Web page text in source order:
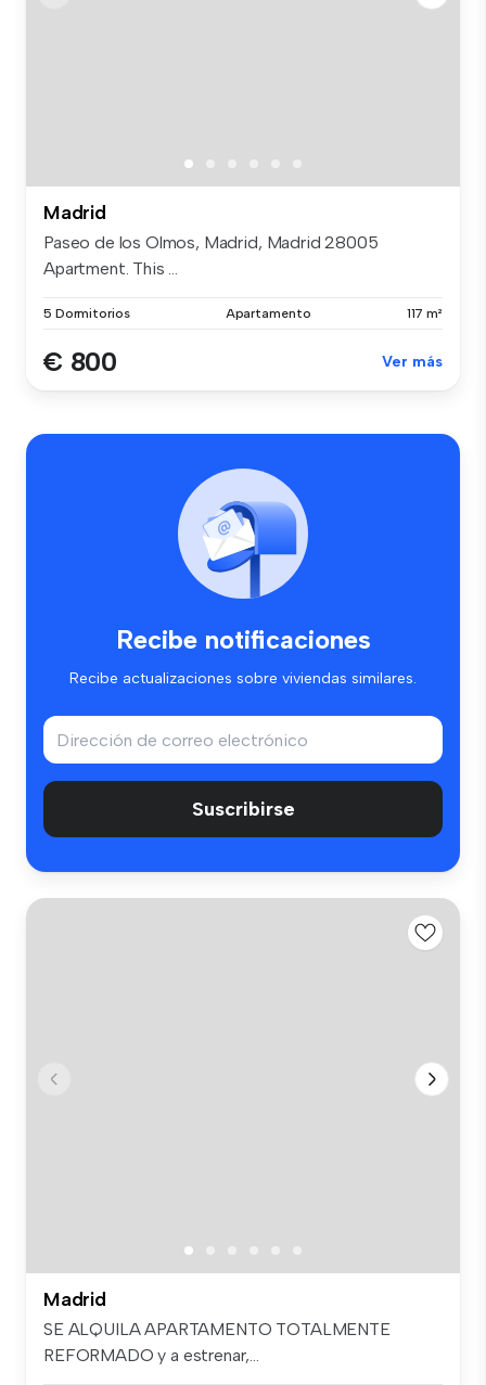
Madrid
Paseo de los Olmos, Madrid, Madrid 28005
Apartment. This ...
5 Dormitorios Apartamento 117 m²
€ 800 Ver más
Recibe notificaciones
Recibe actualizaciones sobre viviendas similares.
Suscribirse
Madrid
SE ALQUILA APARTAMENTO TOTALMENTE
REFORMADO y a estrenar,...